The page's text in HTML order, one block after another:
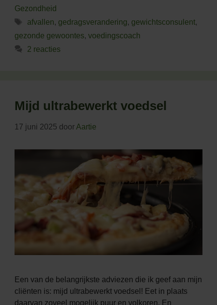
Gezondheid
Tags
afvallen, gedragsverandering, gewichtsconsulent,
gezonde gewoontes, voedingscoach
2 reacties
Mijd ultrabewerkt voedsel
17 juni 2025 door Aartie
Een van de belangrijkste adviezen die ik geef aan mijn
cliënten is: mijd ultrabewerkt voedsel! Eet in plaats
daarvan zoveel mogelijk puur en volkoren. En